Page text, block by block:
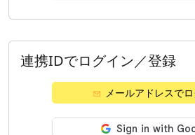
連携IDでログイン／登録
メールアドレスで